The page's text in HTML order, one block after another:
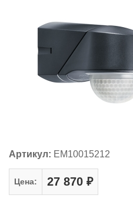
Артикул: EM10015212
Цена: 27 870 ₽